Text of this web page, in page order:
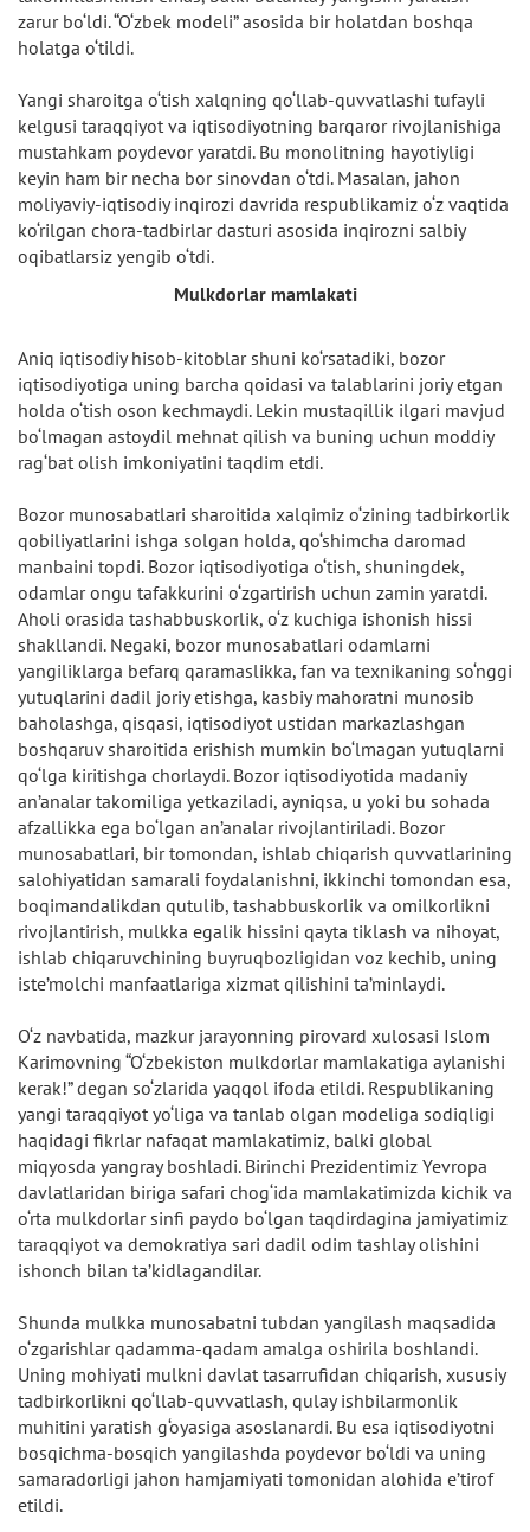
zarur bo‘ldi. “O‘zbek modeli” asosida bir holatdan boshqa
holatga o‘tildi.
Yangi sharoitga o‘tish xalqning qo‘llab-quvvatlashi tufayli
kelgusi taraqqiyot va iqtisodiyotning barqaror rivojlanishiga
mustahkam poydevor yaratdi. Bu monolitning hayotiyligi
keyin ham bir necha bor sinovdan o‘tdi. Masalan, jahon
moliyaviy-iqtisodiy inqirozi davrida respublikamiz o‘z vaqtida
ko‘rilgan chora-tadbirlar dasturi asosida inqirozni salbiy
oqibatlarsiz yengib o‘tdi.
Mulkdorlar mamlakati
Aniq iqtisodiy hisob-kitoblar shuni ko‘rsatadiki, bozor
iqtisodiyotiga uning barcha qoidasi va talablarini joriy etgan
holda o‘tish oson kechmaydi. Lekin mustaqillik ilgari mavjud
bo‘lmagan astoydil mehnat qilish va buning uchun moddiy
rag‘bat olish imkoniyatini taqdim etdi.
Bozor munosabatlari sharoitida xalqimiz o‘zining tadbirkorlik
qobiliyatlarini ishga solgan holda, qo‘shimcha daromad
manbaini topdi. Bozor iqtisodiyotiga o‘tish, shuningdek,
odamlar ongu tafakkurini o‘zgartirish uchun zamin yaratdi.
Aholi orasida tashabbuskorlik, o‘z kuchiga ishonish hissi
shakllandi. Negaki, bozor munosabatlari odamlarni
yangiliklarga befarq qaramaslikka, fan va texnikaning so‘nggi
yutuqlarini dadil joriy etishga, kasbiy mahoratni munosib
baholashga, qisqasi, iqtisodiyot ustidan markazlashgan
boshqaruv sharoitida erishish mumkin bo‘lmagan yutuqlarni
qo‘lga kiritishga chorlaydi. Bozor iqtisodiyotida madaniy
an’analar takomiliga yetkaziladi, ayniqsa, u yoki bu sohada
afzallikka ega bo‘lgan an’analar rivojlantiriladi. Bozor
munosabatlari, bir tomondan, ishlab chiqarish quvvatlarining
salohiyatidan samarali foydalanishni, ikkinchi tomondan esa,
boqimandalikdan qutulib, tashabbuskorlik va omilkorlikni
rivojlantirish, mulkka egalik hissini qayta tiklash va nihoyat,
ishlab chiqaruvchining buyruqbozligidan voz kechib, uning
iste’molchi manfaatlariga xizmat qilishini ta’minlaydi.
O‘z navbatida, mazkur jarayonning pirovard xulosasi Islom
Karimovning “O‘zbekiston mulkdorlar mamlakatiga aylanishi
kerak!” degan so‘zlarida yaqqol ifoda etildi. Respublikaning
yangi taraqqiyot yo‘liga va tanlab olgan modeliga sodiqligi
haqidagi fikrlar nafaqat mamlakatimiz, balki global
miqyosda yangray boshladi. Birinchi Prezidentimiz Yevropa
davlatlaridan biriga safari chog‘ida mamlakatimizda kichik va
o‘rta mulkdorlar sinfi paydo bo‘lgan taqdirdagina jamiyatimiz
taraqqiyot va demokratiya sari dadil odim tashlay olishini
ishonch bilan ta’kidlagandilar.
Shunda mulkka munosabatni tubdan yangilash maqsadida
o‘zgarishlar qadamma-qadam amalga oshirila boshlandi.
Uning mohiyati mulkni davlat tasarrufidan chiqarish, xususiy
tadbirkorlikni qo‘llab-quvvatlash, qulay ishbilarmonlik
muhitini yaratish g‘oyasiga asoslanardi. Bu esa iqtisodiyotni
bosqichma-bosqich yangilashda poydevor bo‘ldi va uning
samaradorligi jahon hamjamiyati tomonidan alohida e’tirof
etildi.